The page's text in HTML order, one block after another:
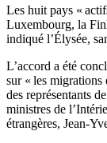
Les huit pays «
Luxembourg, la
indiqué l’Élysée,
L’accord a été
sur « les migrations
des représentants
ministres de
étrangères, Jean-